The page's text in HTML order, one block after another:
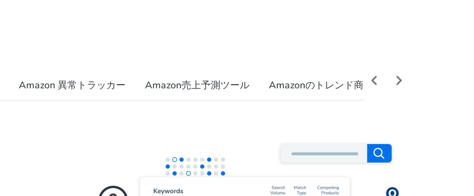
Amazon 異常トラッカー Amazon売上予測ツール Amazonのトレンド商品 URLビルダー（